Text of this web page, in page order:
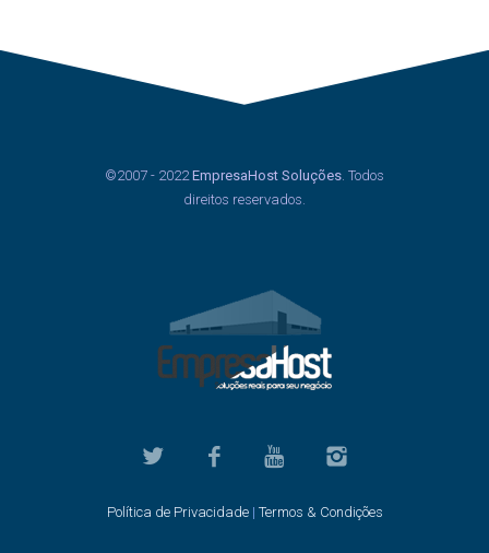
©2007 - 2022EmpresaHost Soluções. Todos
direitos reservados.
Política de Privacidade| Termos & Condições